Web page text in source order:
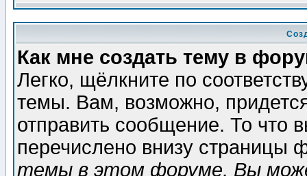
Как мне создать тему в
Легко, щёлкните по
темы. Вам, возможно,
отправить сообщение. То что
перечислено внизу страницы
темы в этом форуме, Вы